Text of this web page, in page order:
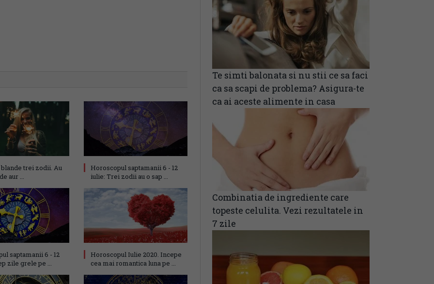
trei zodii. Au
aur ...
Horoscopul saptamanii 6 - 12
iulie: Trei zodii au o sap ...
saptamanii 6 - 12
zile grele pe ...
Horoscopul Iulie 2020. Incepe
cea mai romantica luna pe ...
Te simti balonata si nu stii ce sa faci
ca sa scapi de problema? Asigura-te
ca ai aceste alimente in casa
Combinatia de ingrediente care
topeste celulita. Vezi rezultatele in
7 zile